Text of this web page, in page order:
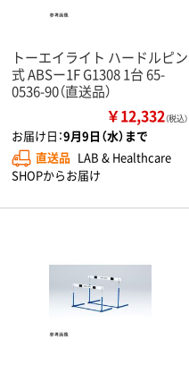
トーエイライト ハードルピン
式 ABSー1F G1308 1台 65-
0536-90（直送品）
￥12,332（税込）
お届け日：9月9日（水）まで
直送品 LAB & Healthcare
SHOPからお届け